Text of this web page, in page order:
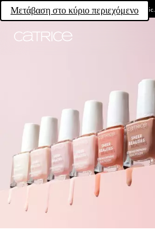
Μετάβαση στο κύριο περιεχόμενο
Own your magic.